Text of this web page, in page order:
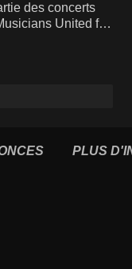
des concerts
United for
à l'énergie
PLUS